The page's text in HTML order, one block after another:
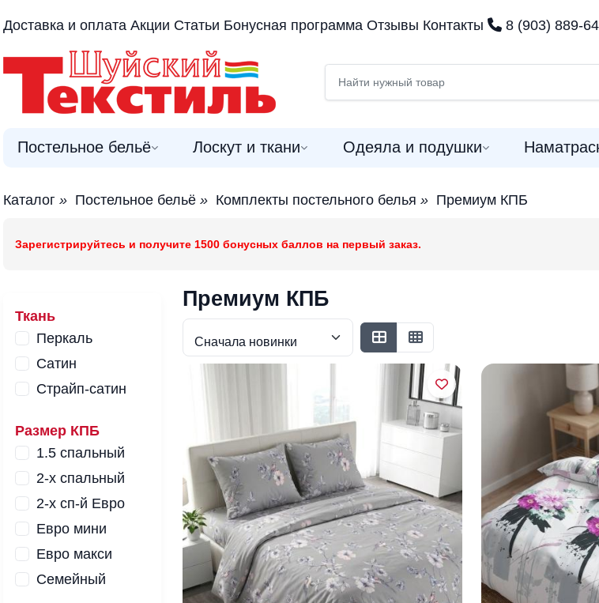
Доставка и оплата Акции Статьи Бонусная программа Отзывы Контакты 8 (903) 889-
Постельное бельё Лоскут и ткани Одеяла и подушки
Каталог » Постельное бельё » Комплекты постельного белья » Премиум КПБ
Зарегистрируйтесь и получите 1500 бонусных баллов на первый заказ.
Ткань
Перкаль
Сатин
Страйп-сатин
Размер КПБ
1.5 спальный
2-x спальный
2-x сп-й Евро
Евро мини
Евро макси
Семейный
Премиум КПБ